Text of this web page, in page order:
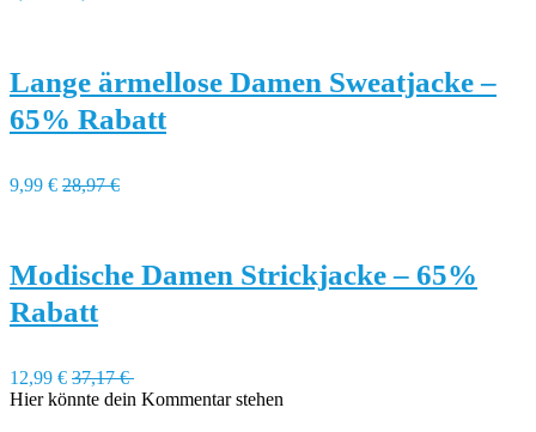
Lange ärmellose Damen Sweatjacke –
65% Rabatt
9,99 € 28,97 €
Modische Damen Strickjacke – 65%
Rabatt
12,99 € 37,17 €
Hier könnte dein Kommentar stehen